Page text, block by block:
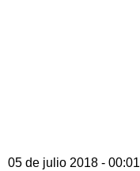
05 de julio 2018 - 00:01